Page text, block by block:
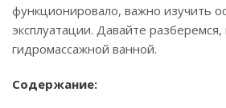
функционировало, важно изучить
эксплуатации. Давайте разберемся,
гидромассажной ванной.
Содержание: